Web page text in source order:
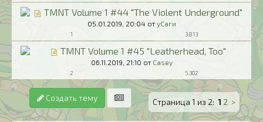
TMNT Volume 1 #44 "The Violent Underground"
05.01.2019, 20:04 от уСаги
1 3.813
TMNT Volume 1 #45 "Leatherhead, Too"
06.11.2019, 21:10 от Casey
2 5.302
Создать тему Страница 1 из 2: 1 2 >